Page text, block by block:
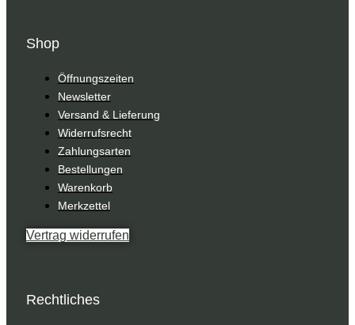
Shop
Öffnungszeiten
Newsletter
Versand & Lieferung
Widerrufsrecht
Zahlungsarten
Bestellungen
Warenkorb
Merkzettel
Vertrag widerrufen
Rechtliches